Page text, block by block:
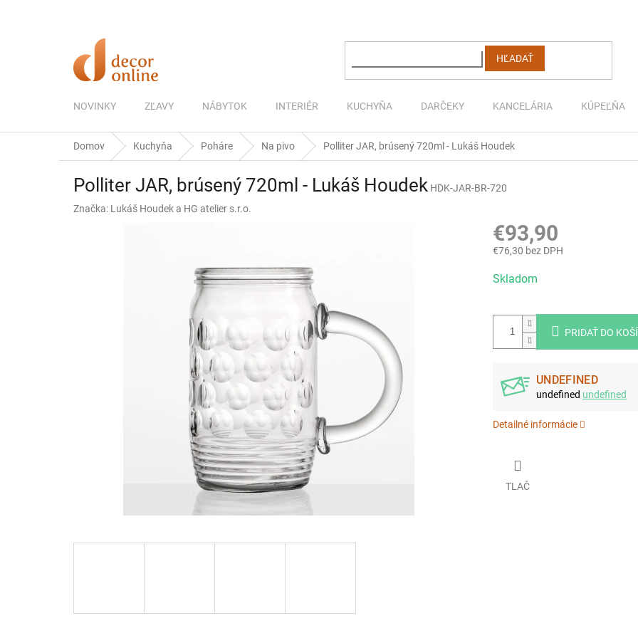
HĽADAŤ
NOVINKY ZĽAVY NÁBYTOK INTERIÉR KUCHYŇA DARČEKY KANCELÁRIA KÚPEĽŇA
Domov Kuchyňa Poháre Na pivo Polliter JAR, brúsený 720ml - Lukáš Houdek
Polliter JAR, brúsený 720ml - Lukáš Houdek HDK-JAR-BR-720
Značka: Lukáš Houdek a HG atelier s.r.o.
€93,90
€76,30 bez DPH
cena:
Skladom
PRIDAŤ DO
UNDEFINED
undefined undefined
Detailné informácie
TLAČ